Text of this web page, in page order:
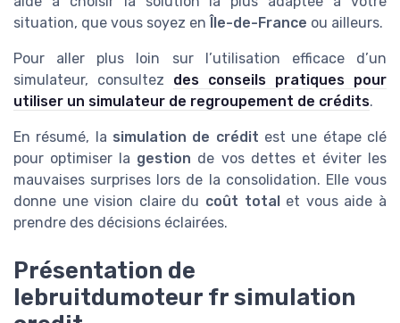
situation, que vous soyez enÎle-de-France ou ailleurs.
Pour aller plus loin sur l’utilisation efficace d’un
simulateur, consultez des conseils pratiques pour
utiliser un simulateur de regroupement de crédits.
En résumé, la simulation de crédit est une étape clé
pour optimiser la gestion de vos dettes et éviter les
mauvaises surprises lors de la consolidation. Elle vous
donne une vision claire du coût totalet vous aide à
prendre des décisions éclairées.
Présentation de
lebruitdumoteur fr simulation